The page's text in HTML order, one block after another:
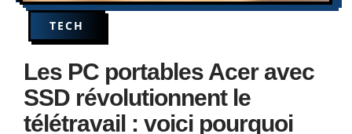
TECH
Les PC portables Acer avec
SSD révolutionnent le
télétravail : voici pourquoi